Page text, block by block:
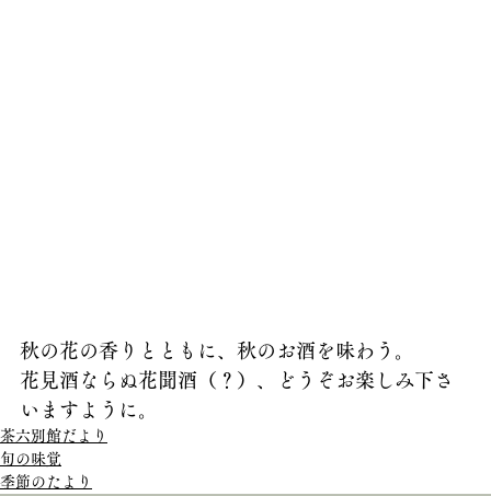
秋の花の香りとともに、秋のお酒を味わう。
花見酒ならぬ花聞酒（？）、どうぞお楽しみ下さ
いますように。
茶六別館だより
旬の味覚
季節のたより